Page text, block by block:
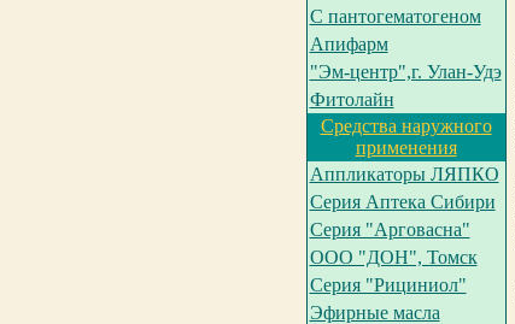
С пантогематогеном
Апифарм
"Эм-центр",г. Улан-Удэ
Фитолайн
Средства наружного
применения
Аппликаторы ЛЯПКО
Серия Аптека Сибири
Серия "Арговасна"
ООО "ДОН", Томск
Серия "Рициниол"
Эфирные масла